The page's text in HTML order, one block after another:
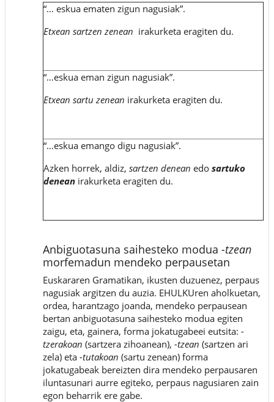
“… eskua ematen zigun nagusiak”.
Etxean sartzen zenean irakurketa eragiten du.
“…eskua eman zigun nagusiak”.
Etxean sartu zenean irakurketa eragiten du.
“…eskua emango digu nagusiak”.
Azken horrek, aldiz, sartzen denean edo sartuko
denean irakurketa eragiten du.
Anbiguotasuna saihesteko modua -tzean
morfemadun mendeko perpausetan
Euskararen Gramatikan, ikusten duzuenez, perpaus
nagusiak argitzen du auzia. EHULKUren aholkuetan,
ordea, harantzago joanda, mendeko perpausean
bertan anbiguotasuna saihesteko modua egiten
zaigu, eta, gainera, forma jokatugabeei eutsita: -
tzerakoan (sartzera zihoanean), -tzean (sartzen ari
zela) eta -tutakoan (sartu zenean) forma
jokatugabeak bereizten dira mendeko perpausaren
iluntasunari aurre egiteko, perpaus nagusiaren zain
egon beharrik ere gabe.